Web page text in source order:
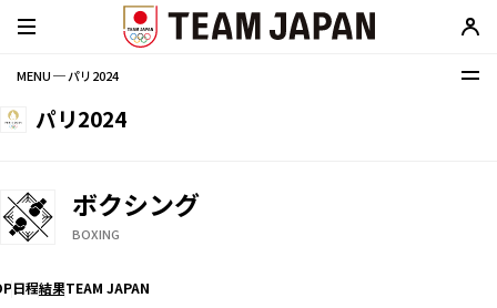
MENU ─ パリ2024
パリ2024
ボクシング
BOXING
日程結果TEAM JAPAN